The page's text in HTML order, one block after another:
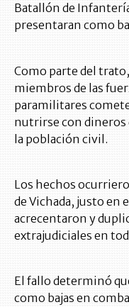
Batallón de
presentaran como
Como parte del
miembros de las
paramilitares
nutrirse con
la población civil.
Los hechos
de Vichada, justo en
acrecentaron y
extrajudiciales en
El fallo determinó
como bajas en